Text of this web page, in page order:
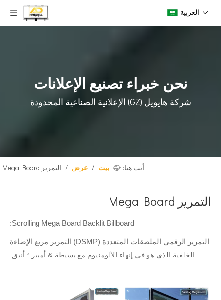
العربية
نحن خبراء تصنيع الإعلانات
شركة هايويل (GZ) الإعلانية الصناعية المحدودة
أنت هنا: بيت / عرض / التمرير Mega Board
التمرير Mega Board
Scrolling Mega Board Backlit Billboard:
التمرير الرقمي الملصقات المتعددة (DSMP) التمرير مربع الإضاءة
الخلفية الذي هو في إنهاء الألومنيوم مع بسيطة & أمبير ؛ أنيق.